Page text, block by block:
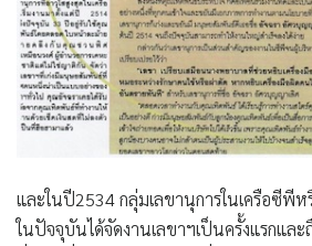
และในปี2534 กลุ่มเลขานุการในเครือซีพี
ในปัจจุบันได้จัดงานเลขาฯเป็นครั้งแรกแล